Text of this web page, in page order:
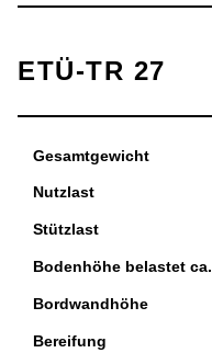
ETÜ-TR 27
Gesamtgewicht
Nutzlast
Stützlast
Bodenhöhe belastet ca.
Bordwandhöhe
Bereifung